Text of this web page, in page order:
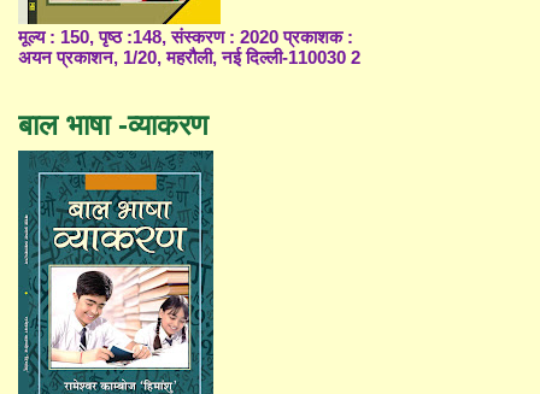
मूल्य : 150, पृष्ठ :148, संस्करण : 2020 प्रकाशक :
अयन प्रकाशन, 1/20, महरौली, नई दिल्ली-110030 2
बाल भाषा -व्याकरण